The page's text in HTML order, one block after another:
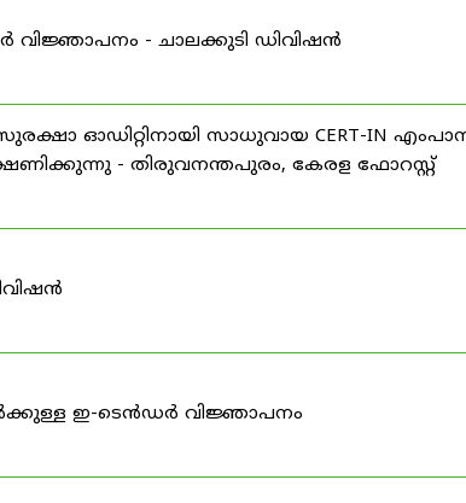
- ചാലക്കുടി ഡിവിഷൻ
ഓഡിറ്റിനായി സാധുവായ CERT-IN
- തിരുവനന്തപുരം, കേരള ഫോറസ്റ്റ്
ഇ-ടെൻഡർ വിജ്ഞാപനം